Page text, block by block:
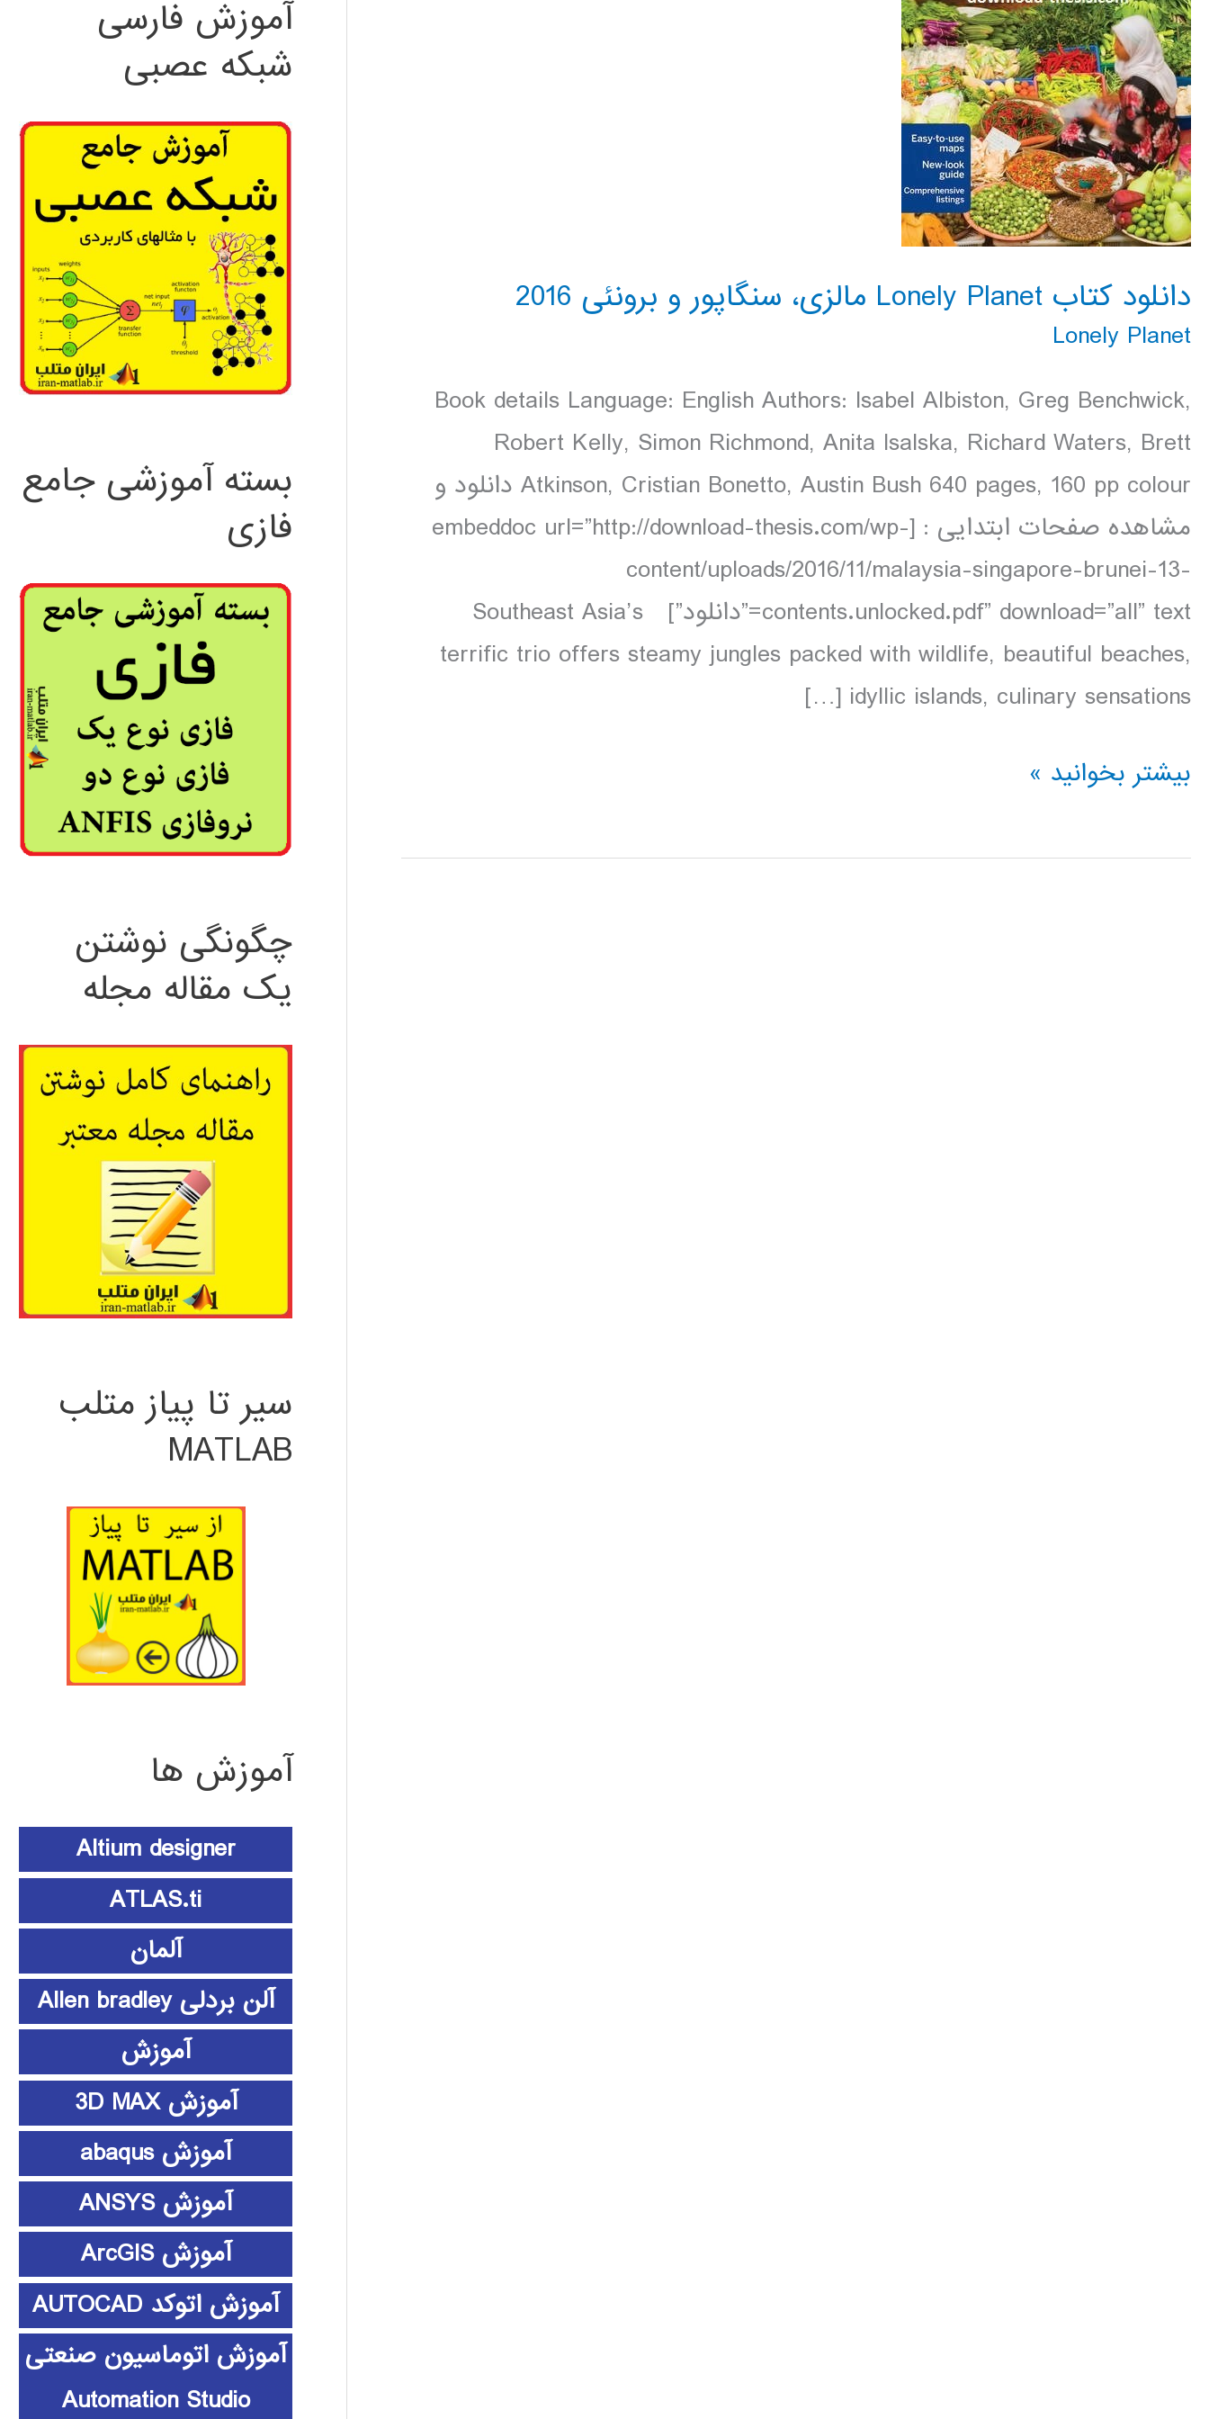
دانلود کتاب Lonely Planet مالزی، سنگاپور و برونئی 2016
Lonely Planet
Book details Language: English Authors: Isabel Albiston, Greg Benchwick,
Robert Kelly, Simon Richmond, Anita Isalska, Richard Waters, Brett
Atkinson, Cristian Bonetto, Austin Bush 640 pages, 160 pp colour دانلود و
مشاهده صفحات ابتدایی : [embeddoc url=”http://download-thesis.com/wp-
content/uploads/2016/11/malaysia-singapore-brunei-13-
contents.unlocked.pdf” download=”all” text=”دانلود”] Southeast Asia’s
terrific trio offers steamy jungles packed with wildlife, beautiful beaches,
idyllic islands, culinary sensations […]
دانلود
Lonely
بیشتر بخوانید »
آموزش فارسی
شبکه عصبی
بسته آموزشی جامع
فازی
چگونگی نوشتن
یک مقاله مجله
سیر تا پیاز متلب
MATLAB
آموزش ها
Altium designer
ATLAS.ti
آلمان
آلن بردلی Allen bradley
آموزش
آموزش 3D MAX
آموزش abaqus
آموزش ANSYS
آموزش ArcGIS
آموزش اتوکد AUTOCAD
آموزش اتوماسیون صنعتی
Automation Studio